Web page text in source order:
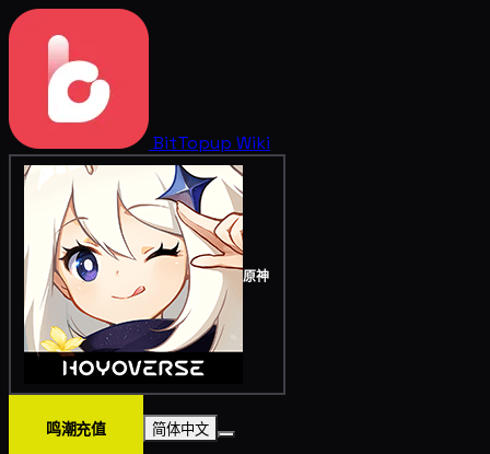
BitTopup Wiki
原神
鸣潮充值 简体中文